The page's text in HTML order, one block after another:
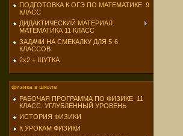
ПОДГОТОВКА К ОГЭ ПО МАТЕМАТИКЕ. 9
КЛАСС
ДИДАКТИЧЕСКИЙ МАТЕРИАЛ.
МАТЕМАТИКА 11 КЛАСС
ЗАДАЧИ НА СМЕКАЛКУ ДЛЯ 5-6
КЛАССОВ
2х2 + ШУТКА
физика в школе
РАБОЧАЯ ПРОГРАММА ПО ФИЗИКЕ. 11
КЛАСС. УГЛУБЛЕННЫЙ УРОВЕНЬ
ИСТОРИЯ ФИЗИКИ
К УРОКАМ ФИЗИКИ